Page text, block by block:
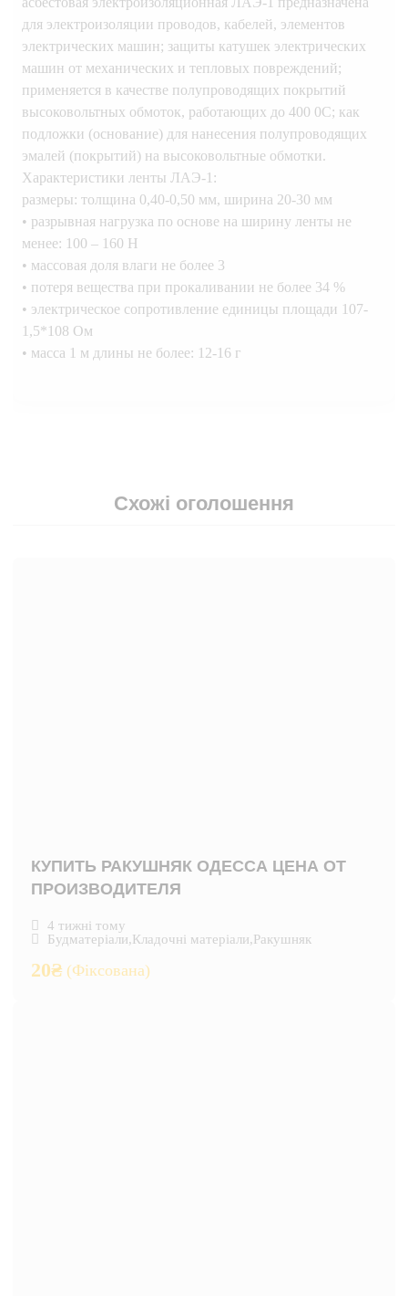
для электроизоляции проводов, кабелей, элементов
электрических машин; защиты катушек электрических
машин от механических и тепловых повреждений;
применяется в качестве полупроводящих покрытий
высоковольтных обмоток, работающих до 400 0С; как
подложки (основание) для нанесения полупроводящих
эмалей (покрытий) на высоковольтные обмотки.
Характеристики ленты ЛАЭ-1:
размеры: толщина 0,40-0,50 мм, ширина 20-30 мм
• разрывная нагрузка по основе на ширину ленты не
менее: 100 – 160 Н
• массовая доля влаги не более 3
• потеря вещества при прокаливании не более 34 %
• электрическое сопротивление единицы площади 107-
1,5*108 Ом
• масса 1 м длины не более: 12-16 г
Схожі оголошення
КУПИТЬ РАКУШНЯК ОДЕССА ЦЕНА ОТ
ПРОИЗВОДИТЕЛЯ
4 тижні тому
Будматеріали,Кладочні матеріали,Ракушняк
20₴ (Фіксована)